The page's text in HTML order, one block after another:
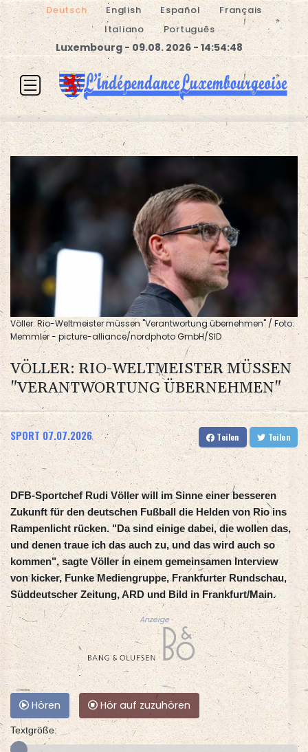
Deutsch English Español
Français
Italiano
Português
Luxembourg - 09.08. 2026 - 14:54:48
Völler: Rio-Weltmeister müssen "Verantwortung übernehmen" / Foto:
Memmler - picture-alliance/nordphoto GmbH/SID
VÖLLER: RIO-WELTMEISTER MÜSSEN
"VERANTWORTUNG ÜBERNEHMEN"
SPORT 07.07.2026 Teilen Teilen
DFB-Sportchef Rudi Völler will im Sinne einer besseren
Zukunft für den deutschen Fußball die Helden von Rio ins
Rampenlicht rücken. "Da sind einige dabei, die wollen das,
und denen traue ich das auch zu, und das wird auch so
kommen", sagte Völler in einem gemeinsamen Interview
von kicker, Funke Mediengruppe, Frankfurter Rundschau,
Süddeutscher Zeitung, ARD und Bild in Frankfurt/Main.
Anzeige
Hören Hör auf zuzuhören
Textgröße: